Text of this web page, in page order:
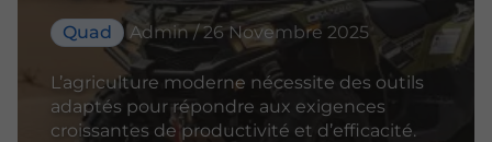
Quad Admin / 26 Novembre 2025
L’agriculture moderne nécessite des outils
adaptés pour répondre aux exigences
croissantes de productivité et d’efficacité.